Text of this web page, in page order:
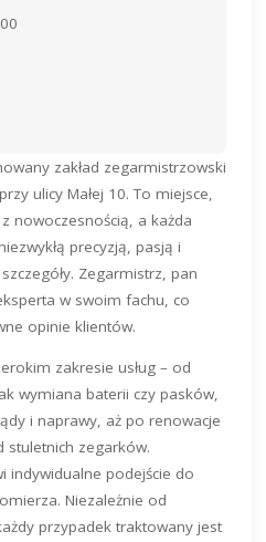
zakład zegarmistrzowski
ulicy Małej 10. To miejsce,
nowoczesnością, a każda
precyzją, pasją i
Zegarmistrz, pan
w swoim fachu, co
opinie klientów.
zakresie usług – od
wymiana baterii czy pasków,
i naprawy, aż po renowacje
stuletnich zegarków.
indywidualne podejście do
Niezależnie od
przypadek traktowany jest